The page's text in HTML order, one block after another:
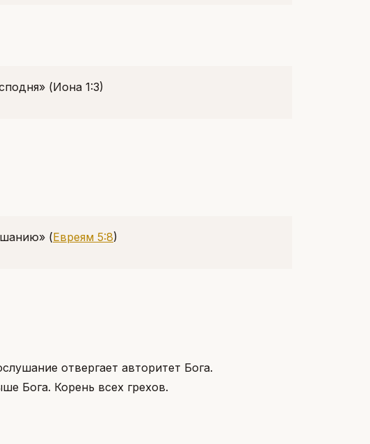
(Иона 1:3)
(Евреям 5:8)
отвергает авторитет Бога.
Бога. Корень всех грехов.